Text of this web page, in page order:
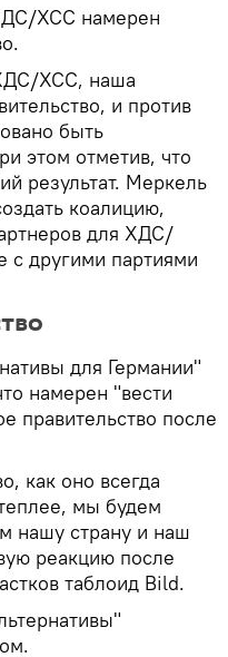
ХСС намерен
ХСС, наша
и против
быть
этом отметив, что
результат. Меркель
коалицию,
для ХДС/
с другими партиями
для Германии"
намерен "вести
правительство после
как оно всегда
мы будем
нашу страну и наш
реакцию после
таблоид Bild.